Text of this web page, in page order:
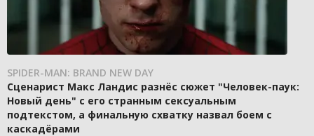
SPIDER-MAN: BRAND NEW DAY
Сценарист Макс Ландис разнёс сюжет "Человек-паук:
Новый день" с его странным сексуальным
подтекстом, а финальную схватку назвал боем с
каскадёрами